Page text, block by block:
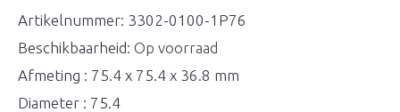
Artikelnummer: 3302-0100-1P76
Beschikbaarheid: Op voorraad
Afmeting : 75.4 x 75.4 x 36.8 mm
Diameter : 75.4